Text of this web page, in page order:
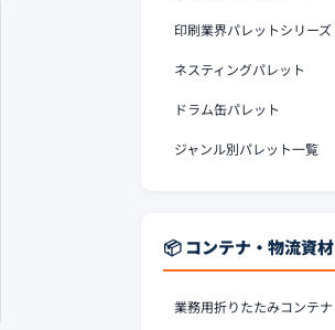
印刷業界パレットシリーズ
ネスティングパレット
ドラム缶パレット
ジャンル別パレット一覧
📦 コンテナ・物流資材
業務用折りたたみコンテナ